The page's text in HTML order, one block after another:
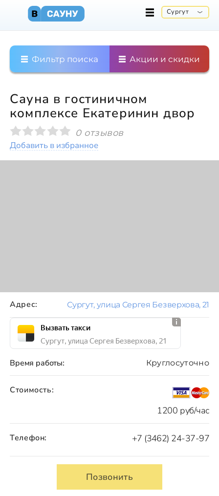
Сургут
Фильтр поиска Акции и скидки
Сауна в гостиничном
комплексе Екатеринин двор
0 отзывов
Добавить в избранное
Стоимость:
1200 руб/час
Время работы: Круглосуточно
Телефон: +7 (3462) 24-37-97
Позвонить
Адрес: Сургут, улица Сергея Безверхова, 21
Вызвать такси
Сургут, улица Сергея Безверхова, 21